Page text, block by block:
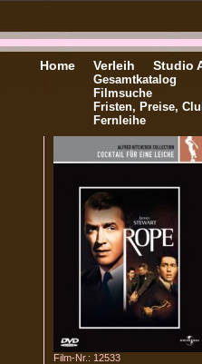
Home Verleih
Gesamtkatalog
Filmsuche
Fristen, Preise,
Fernleihe
Studio
Film-Nr.: 12533